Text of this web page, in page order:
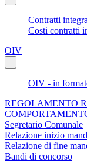
Contratti
Costi contratti
OIV
OIV - in
REGOLAMENTO
Segretario Comunale
Relazione inizio
Relazione di fine
Bandi di concorso